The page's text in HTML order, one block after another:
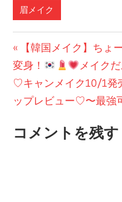
眉メイク
投
稿
ナ
ゲ
前
の
投
稿:
【韓国メイク】ちょ
変身！
メイクだ
次
の
稿:
♡キャンメイク10/1発
ップレビュー♡〜最強
コメントを残す